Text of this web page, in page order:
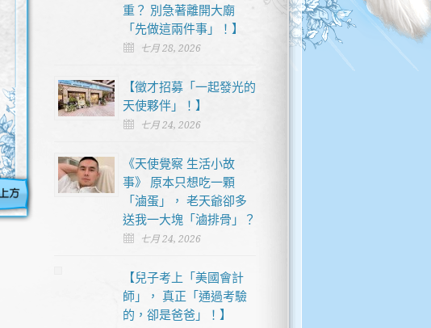
重？ 別急著離開大廟
「先做這兩件事」！】
七月 28, 2026
【徵才招募「一起發光的
天使夥伴」！】
七月 24, 2026
《天使覺察 生活小故
事》 原本只想吃一顆
「滷蛋」， 老天爺卻多
送我一大塊「滷排骨」？
七月 24, 2026
【兒子考上「美國會計
師」， 真正「通過考驗
的，卻是爸爸」！】